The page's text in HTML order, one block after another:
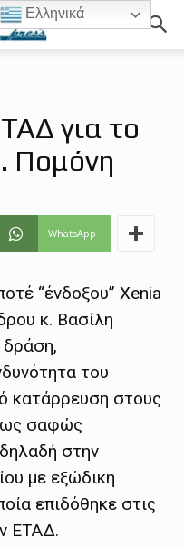
για το
Πομόνη
WhatsApp
“ένδοξου” Xenia
κ. Βασίλη
του
κατάρρευση στους
σαφώς
στην
με εξώδικη
επιδόθηκε στις
ΕΤΑΔ.
Ελληνικά